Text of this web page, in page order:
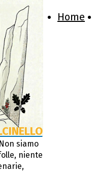
siamo
niente
Home